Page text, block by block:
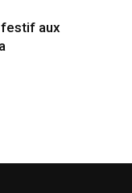
aux